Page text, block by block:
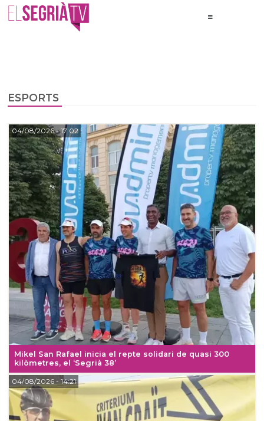
ESPORTS
Mikel San Rafael inicia el repte solidari de quasi 300
kilòmetres, el ‘Segrià 38’
04/08/2026- 17:02
04/08/2026- 14:21